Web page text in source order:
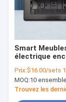
Smart
électrique
table avec
Audio
brossé
Prix:$16.00/sets
MOQ:10
Trouvez les